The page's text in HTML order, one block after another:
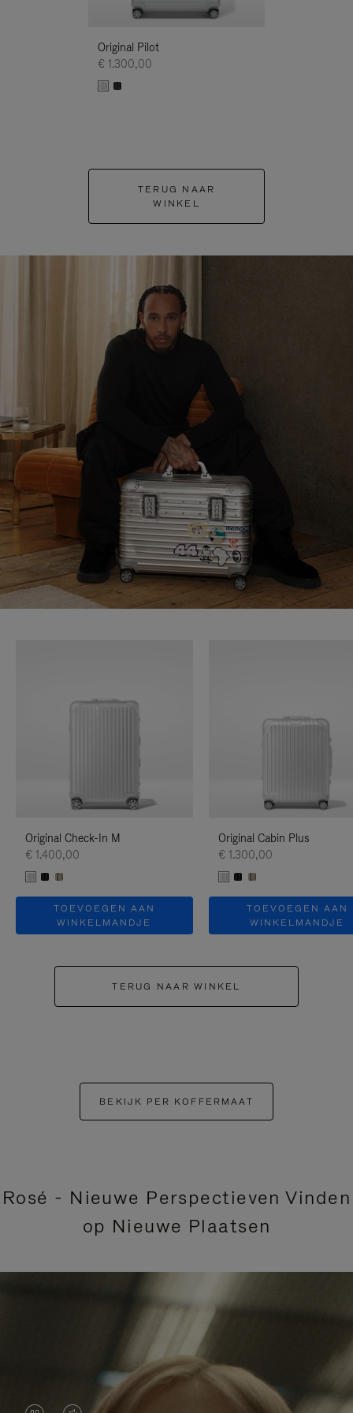
Original Pilot
€ 1.300,00
TERUG NAAR
WINKEL
Original Check-In M
€ 1.400,00
TOEVOEGEN AAN
WINKELMANDJE
Original Cabin Plus
€ 1.300,00
TOEVOEGEN AAN
WINKELMANDJE
TERUG NAAR WINKEL
BEKIJK PER KOFFERMAAT
Rosé - Nieuwe Perspectieven Vinden
op Nieuwe Plaatsen